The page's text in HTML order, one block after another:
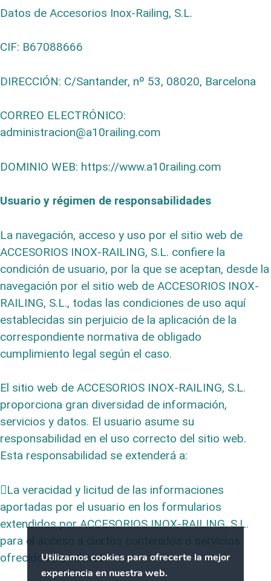
Datos de Accesorios Inox-Railing, S.L.
CIF: B67088666
DIRECCIÓN: C/Santander, nº 53, 08020, Barcelona
CORREO ELECTRÓNICO:
administracion@a10railing.com
DOMINIO WEB: https://www.a10railing.com
Usuario y régimen de responsabilidades
La navegación, acceso y uso por el sitio web de
ACCESORIOS INOX-RAILING, S.L. confiere la
condición de usuario, por la que se aceptan, desde la
navegación por el sitio web de ACCESORIOS INOX-
RAILING, S.L., todas las condiciones de uso aquí
establecidas sin perjuicio de la aplicación de la
correspondiente normativa de obligado
cumplimiento legal según el caso.
El sitio web de ACCESORIOS INOX-RAILING, S.L.
proporciona gran diversidad de información,
servicios y datos. El usuario asume su
responsabilidad en el uso correcto del sitio web.
Esta responsabilidad se extenderá a:
La veracidad y licitud de las informaciones
aportadas por el usuario en los formularios
extendidos por ACCESORIOS INOX-RAILING, S.L.
para el acceso a ciertos contenidos o servicios
ofrecidos por el web.
Utilizamos cookies para ofrecerte la mejor
experiencia en nuestra web.